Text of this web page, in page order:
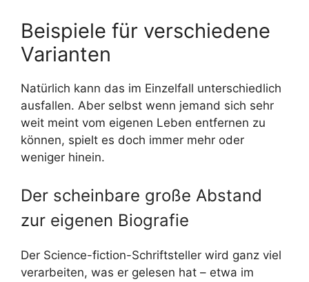
Beispiele für verschiedene
Varianten
Natürlich kann das im Einzelfall unterschiedlich
ausfallen. Aber selbst wenn jemand sich sehr
weit meint vom eigenen Leben entfernen zu
können, spielt es doch immer mehr oder
weniger hinein.
Der scheinbare große Abstand
zur eigenen Biografie
Der Science-fiction-Schriftsteller wird ganz viel
verarbeiten, was er gelesen hat – etwa im